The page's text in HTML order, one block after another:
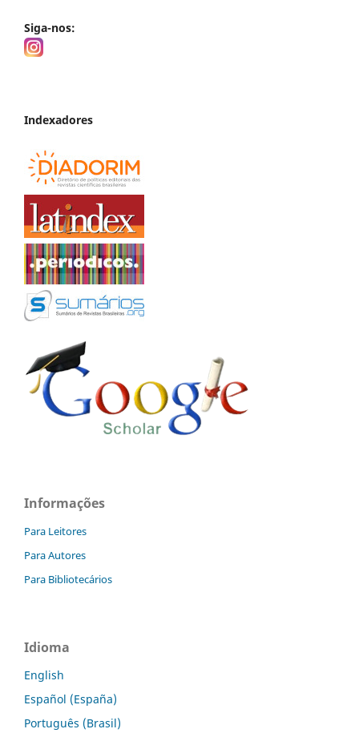
Siga-nos:
Indexadores
Informações
Para Leitores
Para Autores
Para Bibliotecários
Idioma
English
Español (España)
Português (Brasil)